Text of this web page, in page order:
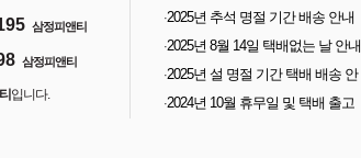
삼정피앤티
삼정피앤티
입니다.
안내
·2025년 추석 명절 기간 배송 안내
·2025년 8월 14일 택배없는 날 안내
·2025년 설 명절 기간 택배 배송 안
내
·2024년 10월 휴무일 및 택배 출고